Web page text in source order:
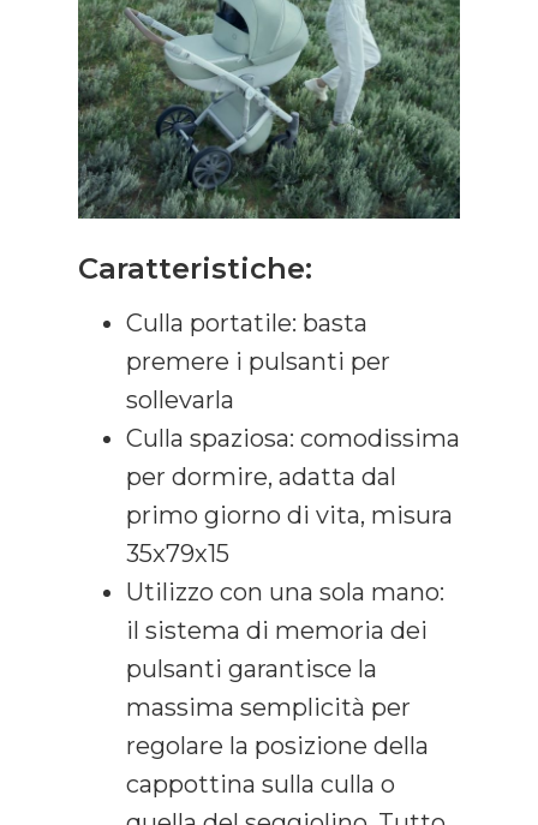
Caratteristiche:
Culla portatile: basta
premere i pulsanti per
sollevarla
Culla spaziosa: comodissima
per dormire, adatta dal
primo giorno di vita, misura
35x79x15
Utilizzo con una sola mano:
il sistema di memoria dei
pulsanti garantisce la
massima semplicità per
regolare la posizione della
cappottina sulla culla o